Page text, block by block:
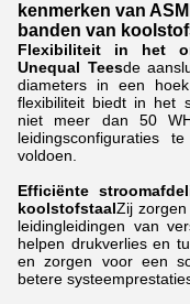
kenmerken van
banden van
Flexibiliteit in het
Unequal Teesde
diameters in een
flexibiliteit biedt in het
niet meer dan 50
leidingsconfiguraties
voldoen.
Efficiënte
koolstofstaalZij
leidingleidingen van
helpen drukverlies en
en zorgen voor een
betere